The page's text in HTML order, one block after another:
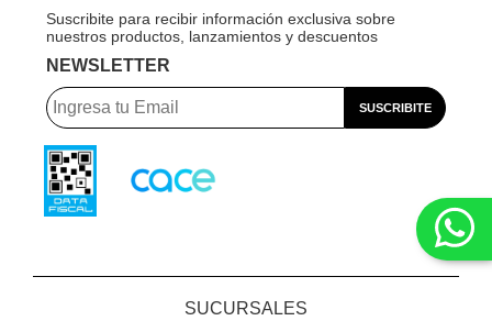
SUCURSALES
NEWSLETTER